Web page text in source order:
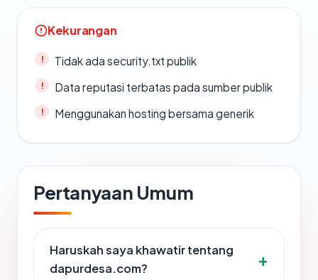
Kekurangan
Tidak ada security.txt publik
Data reputasi terbatas pada sumber publik
Menggunakan hosting bersama generik
Pertanyaan Umum
Haruskah saya khawatir tentang
dapurdesa.com?